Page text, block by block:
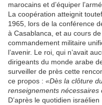
marocains et d’équiper
La coopération atteignit
1965, lors de la conférence
à Casablanca, et au cours
commandement militaire
l’avenir. Le roi, qui n’avait
dirigeants du monde arabe
surveiller de près cette
ce propos : «Dès la clôture
renseignements nécessaires
D’après le quotidien israélien